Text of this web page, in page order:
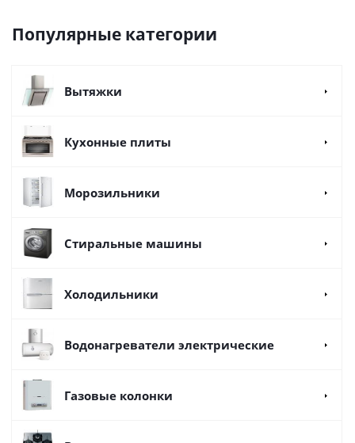
Популярные категории
Вытяжки
Кухонные плиты
Морозильники
Стиральные машины
Холодильники
Водонагреватели электрические
Газовые колонки